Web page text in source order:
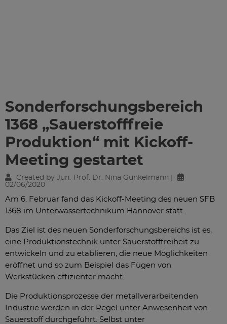
Sonderforschungsbereich
1368 „Sauerstofffreie
Produktion“ mit Kickoff-
Meeting gestartet
Created by Jun.-Prof. Dr. Nina Gunkelmann |
02/06/2020
Am 6. Februar fand das Kickoff-Meeting des neuen SFB
1368 im Unterwassertechnikum Hannover statt.
Das Ziel ist des neuen Sonderforschungsbereichs ist es,
eine Produktionstechnik unter Sauerstofffreiheit zu
entwickeln und zu etablieren, die neue Möglichkeiten
eröffnet und so zum Beispiel das Fügen von
Werkstücken effizienter macht.
Die Produktionsprozesse der metallverarbeitenden
Industrie werden in der Regel unter Anwesenheit von
Sauerstoff durchgeführt. Selbst unter